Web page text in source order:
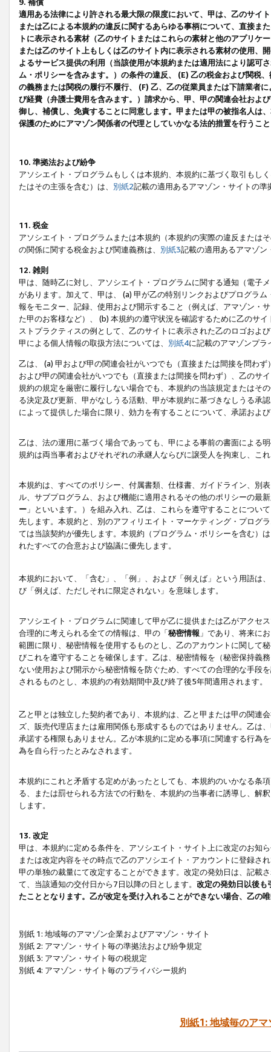
9. 補償
適用ある法律により許される最大限の限度において、甲は、乙のサイ
または乙による本規約の違反に関するあらゆる事柄について、直接ま
トに表示される素材（乙のサイトまたはこれらの素材と他のアプリ
または乙のサイト上もしくは乙のサイト内に表示される素材の使用、
よるサービス提供の利用（当該使用が本規約または適用法により認可
ム・ポリシーを含みます。）の条件の違反、 (E) 乙の税金および関税
の義務または関税の履行不履行、 (F) 乙、乙の従業員または下請業者
び経費（弁護士費用を含みます。）請求から、甲、甲の関連会社およ
御し、補償し、免責することに同意します。甲または甲の被指名人は
保護のためにアマゾン関係者の代理としていかなる法的措置を行うこ
10. 準拠法および紛争
アソシエイト・プログラムもしくは本規約、本規約に基づく取引もし
たはその主張を含む）は、 別紙2記載の適用あるアマゾン・サイトの
11. 税金
アソシエイト・プログラムまたは本規約（本規約の実際の違反または
の関係に関する税金および関連義務は、 別紙3記載の適用あるアマゾン
12. 雑則
甲は、随時乙に対し、アソシエイト・プログラムに関する通知（電子
があります。加えて、甲は、 (a) 甲が乙の特別リンクおよびプログラ
報をモニター、記録、使用および開示すること（例えば、アマゾン・
た甲のお客様など）、 (b) 本規約の遵守状況を確認するために乙のサ
ストプラクティスの例として、乙のサイトに表示された乙のロゴおよ
甲による個人情報の取扱方法については、 別紙4に記載のアマゾンプ
乙は、 (a) 甲および甲の関連会社がいつでも（直接または間接を問わ
および甲の関連会社がいつでも（直接または間接を問わず）、乙のサ
規約の規定を厳密に履行しない場合でも、本規約の当該規定またはそ
る決定及び更新、甲がなしうる活動、甲が本規約に基づきなしうる承
によって提供した場合に限り、効力を有することについて、承諾およ
乙は、法の運用に基づく場合であっても、甲による事前の書面による
規約は両当事者およびそれぞれの承継人ならびに譲受人を拘束し、こ
本規約は、すべてのポリシー、付属書類、仕様書、ガイドライン、別
ル、サブプログラム、および機能に適用されるその他のポリシーの最
ー 」といいます。）を組み入れ、乙は、これらを遵守することにつ
先します。本規約と、別のアフィリエイト・マーケティング・プログ
ては当該契約が優先します。本規約（プログラム・ポリシーを含む）
れたすべての合意および協議に優先します。
本規約において、「含む」、「例」、および「例えば」という用語は
び「例えば、ただしそれに限定されない」を意味します。
アソシエイト・プログラムに関連して甲が乙に提供または乙がアクセ
合理的に考えられる全ての情報は、甲の「秘密情報 」であり、将来に
範囲に限り、秘密情報を使用するものとし、乙のアカウントに関して
びこれを遵守することを確保します。乙は、秘密情報を（秘密保持義
ない使用および開示から秘密情報を防ぐため、すべての合理的な手段
されるものとし、本規約の有効期間中及び終了後5年間適用されます。
乙と甲とは独立した契約者であり、本規約は、乙と甲または甲の関連
ズ、販売代理店または雇用関係も形成するものではありません。乙は
承諾する権限もありません。乙が本規約に定める事項に関連する行為
為を自ら行ったとみなされます。
本規約にこれと矛盾する定めがあったとしても、本規約のいかなる条
る、または罰せられる方法での行動を、本規約の当事者に誘導し、解
します。
13. 改定
甲は、本規約に定める条件を、アソシエイト・サイト上に改定のお知
または改定内容をその時点で乙のアソシエイト・アカウントに登録さ
甲の単独の裁量にて改定することができます。改定の発効日は、記載
て、当該通知の交付日から7日以降の日とします。 改定の発効日以後も
たこととなります。乙が改定を受け入れることができない場合、乙の
別紙 1: 地域毎のアマゾン企業およびアマゾン・サイト
別紙 2: アマゾン・サイト毎の準拠法および紛争規定
別紙 3: アマゾン・サイト毎の税規定
別紙 4: アマゾン・サイト毎のプライバシー規約
別紙1: 地域毎のア